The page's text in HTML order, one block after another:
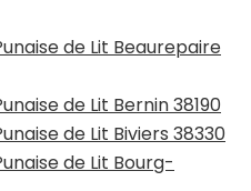
de Lit Beaurepaire
de Lit Bernin 38190
de Lit Biviers 38330
de Lit Bourg-